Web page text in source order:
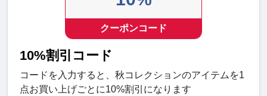
クーポンコード
10%割引コード
コードを入力すると、秋コレクションのアイテムを1
点お買い上げごとに10%割引になります